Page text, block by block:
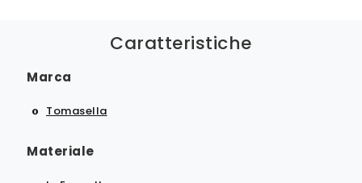
Caratteristiche
Marca
Tomasella
Materiale